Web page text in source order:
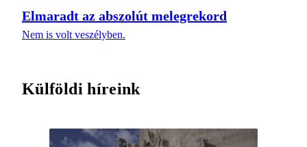
Elmaradt az abszolút melegrekord
Nem is volt veszélyben.
Külföldi híreink